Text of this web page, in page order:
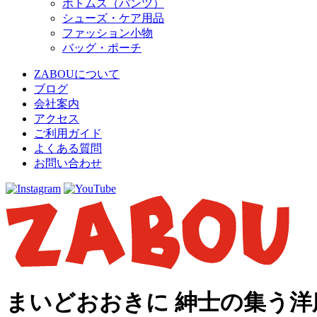
ボトムス（パンツ）
シューズ・ケア用品
ファッション小物
バッグ・ポーチ
ZABOUについて
ブログ
会社案内
アクセス
ご利用ガイド
よくある質問
お問い合わせ
まいどおおきに 紳士の集う